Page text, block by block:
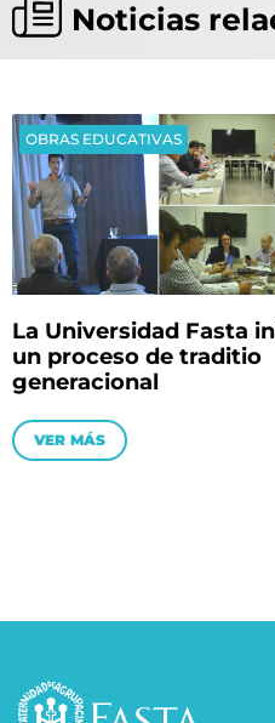
Noticias
OBRAS EDUCATIVAS
La Universidad Fasta
un proceso de traditio
generacional
VER MÁS